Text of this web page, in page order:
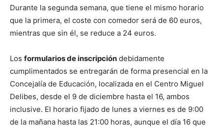
Durante la segunda semana, que tiene el mismo horario
que la primera, el coste con comedor será de 60 euros,
mientras que sin él, se reduce a 24 euros.
Los formularios de inscripción debidamente
cumplimentados se entregarán de forma presencial en la
Concejalía de Educación, localizada en el Centro Miguel
Delibes, desde el 9 de diciembre hasta el 16, ambos
inclusive. El horario fijado de lunes a viernes es de 9:00
de la mañana hasta las 21:00 horas, aunque el día 16 que